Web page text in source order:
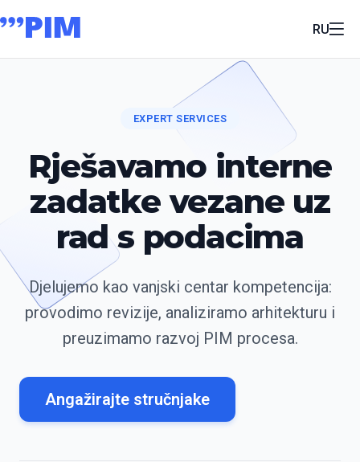
RU
EXPERT SERVICES
Rješavamo interne
zadatke vezane uz
rad s podacima
Djelujemo kao vanjski centar kompetencija:
provodimo revizije, analiziramo arhitekturu i
preuzimamo razvoj PIM procesa.
Angažirajte stručnjake